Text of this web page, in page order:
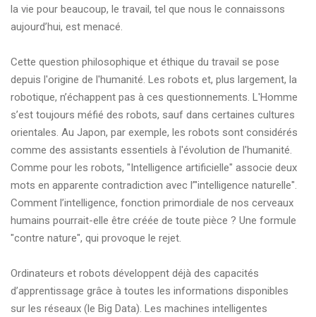
la vie pour beaucoup, le travail, tel que nous le connaissons
aujourd’hui, est menacé.
Cette question philosophique et éthique du travail se pose
depuis l'origine de l'humanité. Les robots et, plus largement, la
robotique, n’échappent pas à ces questionnements. L'Homme
s’est toujours méfié des robots, sauf dans certaines cultures
orientales. Au Japon, par exemple, les robots sont considérés
comme des assistants essentiels à l'évolution de l'humanité.
Comme pour les robots, "Intelligence artificielle" associe deux
mots en apparente contradiction avec l’"intelligence naturelle".
Comment l’intelligence, fonction primordiale de nos cerveaux
humains pourrait-elle être créée de toute pièce ? Une formule
"contre nature", qui provoque le rejet.
Ordinateurs et robots développent déjà des capacités
d’apprentissage grâce à toutes les informations disponibles
sur les réseaux (le Big Data). Les machines intelligentes